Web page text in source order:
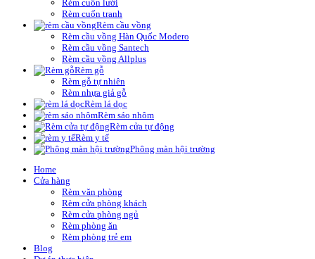
Rèm cuốn lưới
Rèm cuốn tranh
Rèm cầu vồng
Rèm cầu vồng Hàn Quốc Modero
Rèm cầu vồng Santech
Rèm cầu vồng Allplus
Rèm gỗ
Rèm gỗ tự nhiên
Rèm nhựa giả gỗ
Rèm lá dọc
Rèm sáo nhôm
Rèm cửa tự động
Rèm y tế
Phông màn hội trường
Home
Cửa hàng
Rèm văn phòng
Rèm cửa phòng khách
Rèm cửa phòng ngủ
Rèm phòng ăn
Rèm phòng trẻ em
Blog